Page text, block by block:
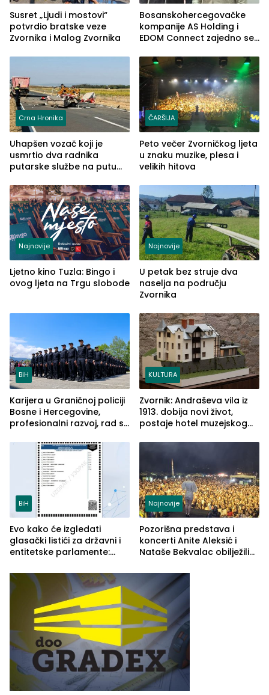
Susret „Ljudi i mostovi“
potvrdio bratske veze
Zvornika i Malog Zvornika
Bosanskohercegovačke
kompanije AS Holding i
EDOM Connect zajedno se
Crna Hronika
Uhapšen vozač koji je
usmrtio dva radnika
putarske službe na putu
(FOTO)
ČARŠIJA
Peto večer Zvorničkog ljeta
u znaku muzike, plesa i
velikih hitova
Najnovije
Ljetno kino Tuzla: Bingo i
ovog ljeta na Trgu slobode
Najnovije
U petak bez struje dva
naselja na području
Zvornika
BiH
Karijera u Graničnoj policiji
Bosne i Hercegovine,
profesionalni razvoj, rad sa
služba građanima
KULTURA
Zvornik: Andraševa vila iz
1913. dobija novi život,
postaje hotel muzejskog
BiH
Evo kako će izgledati
glasački listići za državni i
entitetske parlamente:
vidljive na njima
Najnovije
Pozorišna predstava i
koncerti Anite Aleksić i
Nataše Bekvalac obilježili
ljeta (FOTO)